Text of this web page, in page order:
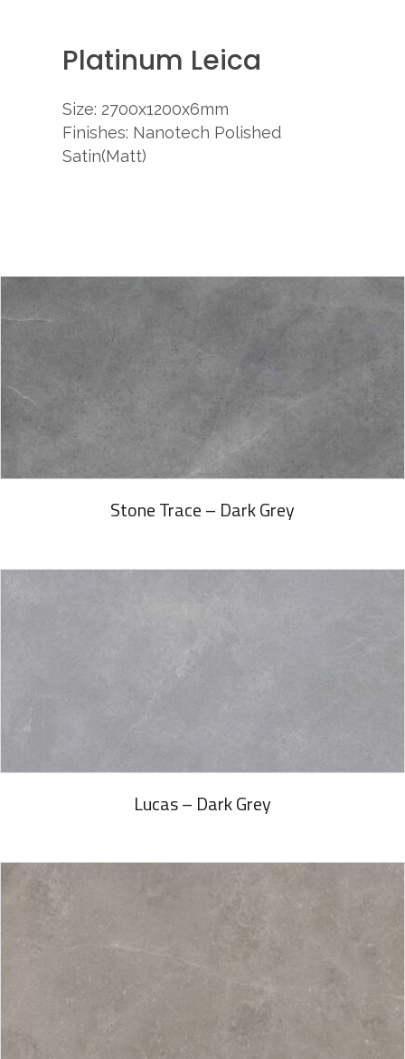
Platinum Leica
Size: 2700x1200x6mm
Finishes: Nanotech Polished
Satin(Matt)
Stone Trace – Dark Grey
Lucas – Dark Grey